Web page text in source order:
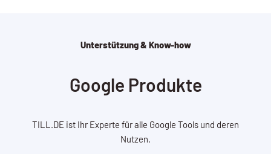
Unterstützung & Know-how
Google Produkte
TILL.DE ist Ihr Experte für alle Google Tools und deren
Nutzen.